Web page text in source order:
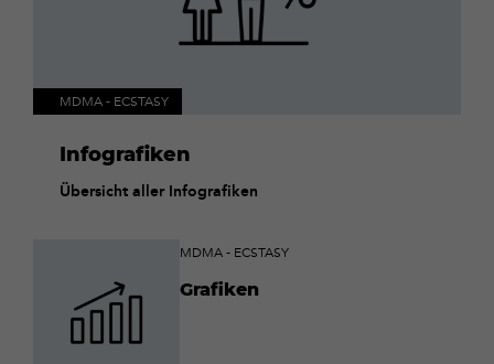
MDMA - ECSTASY
Infografiken
Übersicht aller Infografiken
MDMA - ECSTASY
Grafiken